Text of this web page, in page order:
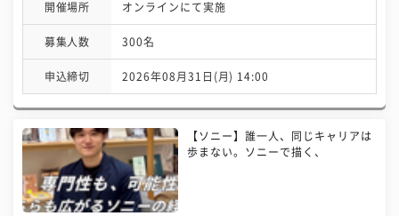
開催場所 オンラインにて実施
募集人数 300名
申込締切 2026年08月31日(月) 14:00
【ソニー】誰一人、同じキャリアは
歩まない。ソニーで描く、